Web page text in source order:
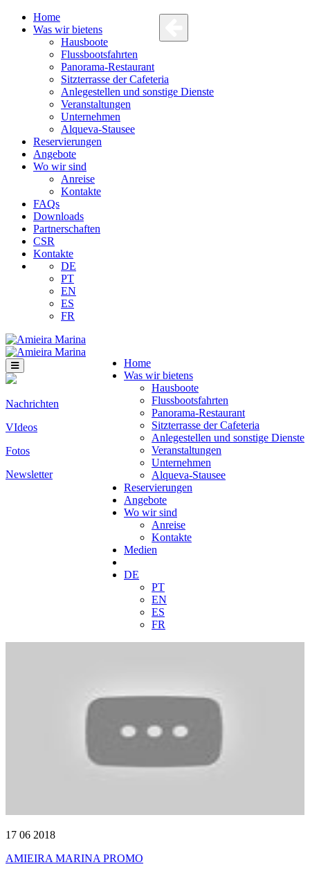
Home
Was wir bietens
Hausboote
Flussbootsfahrten
Panorama-Restaurant
Sitzterrasse der Cafeteria
Anlegestellen und sonstige Dienste
Veranstaltungen
Unternehmen
Alqueva-Stausee
Reservierungen
Angebote
Wo wir sind
Anreise
Kontakte
FAQs
Downloads
Partnerschaften
CSR
Kontakte
DE
PT
EN
ES
FR
Home
Was wir bietens
Hausboote
Flussbootsfahrten
Panorama-Restaurant
Sitzterrasse der Cafeteria
Anlegestellen und sonstige Dienste
Veranstaltungen
Unternehmen
Alqueva-Stausee
Reservierungen
Angebote
Wo wir sind
Anreise
Kontakte
Medien
DE
PT
EN
ES
FR
Nachrichten
VIdeos
Fotos
Newsletter
17 06 2018
AMIEIRA MARINA PROMO